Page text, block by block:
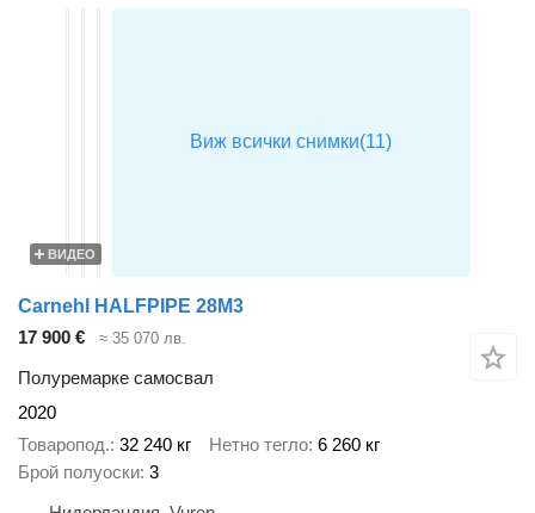
ВИДЕО
Carnehl HALFPIPE 28M3
17 900 €
≈ 35 070 лв.
Полуремарке самосвал
2020
Товаропод. 32 240 кг Нетно тегло 6 260 кг
Брой полуоски 3